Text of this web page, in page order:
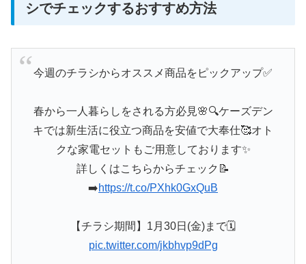
シでチェックするおすすめ方法
今週のチラシからオススメ商品をピックアップ✅
春から一人暮らしをされる方必見🌸🔍ケーズデン
キでは新生活に役立つ商品を安値で大奉仕🥰オト
クな家電セットもご用意しております✨
詳しくはこちらからチェック📝
➡️https://t.co/PXhk0GxQuB
【チラシ期間】1月30日(金)まで🗓️
pic.twitter.com/jkbhvp9dPg